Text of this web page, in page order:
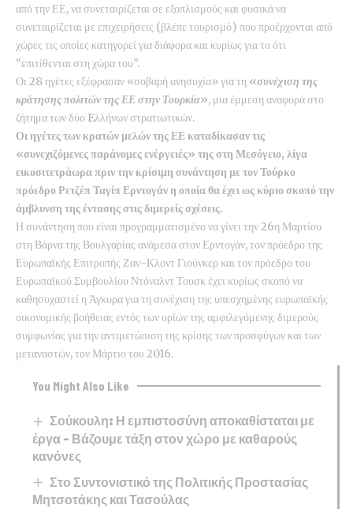
από την ΕΕ, να συνεταιρίζεται σε εξοπλισμούς και φυσικά να
συνεταιρίζεται με επιχειρήσεις (βλέπε τουρισμό) που προέρχονται από
χώρες τις οποίες κατηγορεί για διάφορα και κυρίως για το ότι
“επιτίθενται στη χώρα του”.
Οι 28 ηγέτες εξέφρασαν «σοβαρή ανησυχία» για τη «συνέχιση της
κράτησης πολιτών της ΕΕ στην Τουρκία», μια έμμεση αναφορά στο
ζήτημα των δύο Eλλήνων στρατιωτικών.
Οι ηγέτες των κρατών μελών της ΕΕ καταδίκασαν τις
«συνεχιζόμενες παράνομες ενέργειές» της στη Μεσόγειο, λίγα
εικοσιτετράωρα πριν την κρίσιμη συνάντηση με τον Τούρκο
πρόεδρο Ρετζέπ Ταγίπ Ερντογάν η οποία θα έχει ως κύριο σκοπό την
άμβλυνση της έντασης στις διμερείς σχέσεις.
Η συνάντηση που είναι προγραμματισμένο να γίνει την 26η Μαρτίου
στη Βάρνα της Βουλγαρίας ανάμεσα στον Ερντογάν, τον πρόεδρο της
Ευρωπαϊκής Επιτροπής Ζαν-Κλοντ Γιούνκερ και τον πρόεδρο του
Ευρωπαϊκού Συμβουλίου Ντόναλντ Τουσκ έχει κυρίως σκοπό να
καθησυχαστεί η Άγκυρα για τη συνέχιση της υπεσχημένης ευρωπαϊκής
οικονομικής βοήθειας εντός των ορίων της αμφιλεγόμενης διμερούς
συμφωνίας για την αντιμετώπιση της κρίσης των προσφύγων και των
μεταναστών, τον Μάρτιο του 2016.
You Might Also Like
Σούκουλη: Η εμπιστοσύνη αποκαθίσταται με
έργα – Βάζουμε τάξη στον χώρο με καθαρούς
κανόνες
Στο Συντονιστικό της Πολιτικής Προστασίας
Μητσοτάκης και Τασούλας